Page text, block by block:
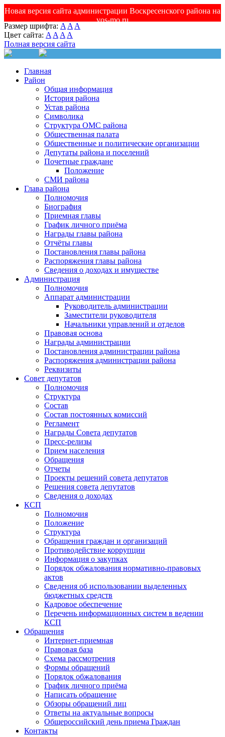
Новая версия сайта администрации Воскресенского района на
vos-mo.ru
Размер шрифта: A A A
Цвет сайта: A A A A
Полная версия сайта
Главная
Район
Общая информация
История района
Устав района
Символика
Структура ОМС района
Общественная палата
Общественные и политические организации
Депутаты района и поселений
Почетные граждане
Положение
СМИ района
Глава района
Полномочия
Биография
Приемная главы
График личного приёма
Награды главы района
Отчёты главы
Постановления главы района
Распоряжения главы района
Сведения о доходах и имуществе
Администрация
Полномочия
Аппарат администрации
Руководитель администрации
Заместители руководителя
Начальники управлений и отделов
Правовая основа
Награды администрации
Постановления администрации района
Распоряжения администрации района
Реквизиты
Совет депутатов
Полномочия
Структура
Состав
Состав постоянных комиссий
Регламент
Награды Совета депутатов
Пресс-релизы
Прием населения
Обращения
Отчеты
Проекты решений совета депутатов
Решения совета депутатов
Сведения о доходах
КСП
Полномочия
Положение
Структура
Обращения граждан и организаций
Противодействие коррупции
Информация о закупках
Порядок обжалования нормативно-правовых
актов
Сведения об использовании выделенных
бюджетных средств
Кадровое обеспечение
Перечень информационных систем в ведении
КСП
Обращения
Интернет-приемная
Правовая база
Схема рассмотрения
Формы обращений
Порядок обжалования
График личного приёма
Написать обращение
Обзоры обращений лиц
Ответы на актуальные вопросы
Общероссийский день приема Граждан
Контакты